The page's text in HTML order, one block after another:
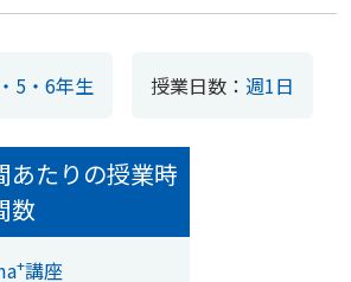
5・6年生 授業日数： 週1日
あたりの授業時
数
+講座